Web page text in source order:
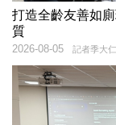
打造全齡友善如
質
記者季大
2026-08-05